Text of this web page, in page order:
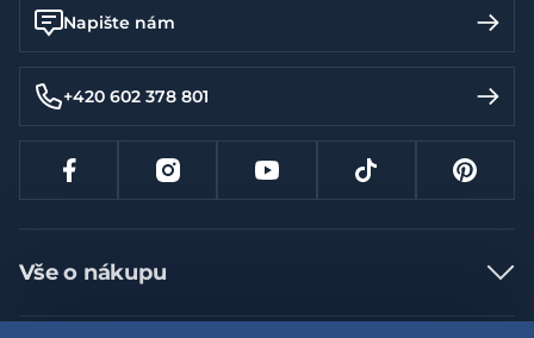
Napište nám
+420 602 378 801
Vše o nákupu
Jak nakupovat